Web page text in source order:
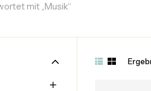
mit „Musik“